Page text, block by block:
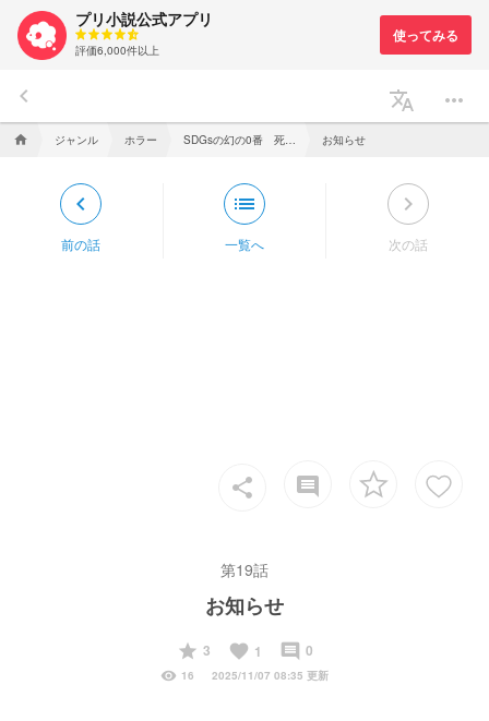
プリ小説公式アプリ
評価6,000件以上
keyboard_arrow_left translate more_horiz
home ジャンル ホラー お知らせ
keyboard_arrow_left
前の話
list
一覧へ
keyboard_arrow_right
次の話
share insert_comment
第19話
お知らせ
start
3 favorite 1 insert_comment 0
visibility 16 2025/11/07 08:35 更新